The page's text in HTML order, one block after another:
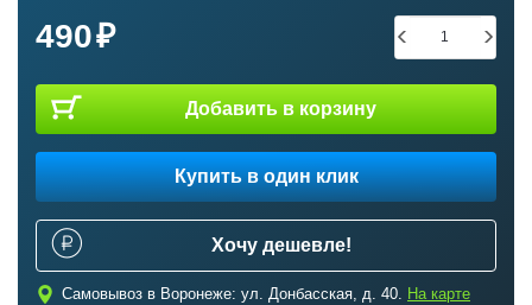
490
Добавить в корзину
Купить в один клик
Хочу дешевле!
c Самовывоз в Воронеже: ул. Донбасская, д. 40. На карте